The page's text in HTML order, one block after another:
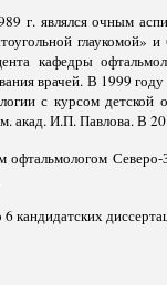
г. являлся очным
глаукомой»
кафедры
врачей. В 1999
с курсом
акад. И.П. Павлова. В
Северо-